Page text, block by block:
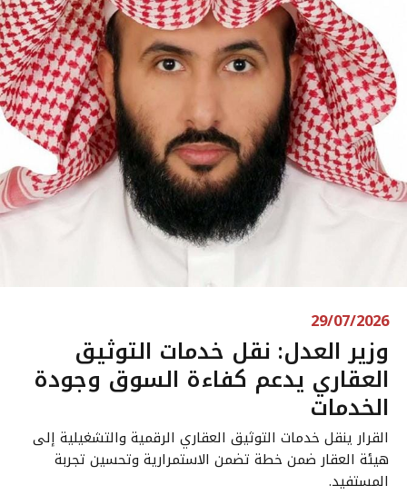
29/07/2026
وزير العدل: نقل خدمات التوثيق
العقاري يدعم كفاءة السوق وجودة
الخدمات
القرار ينقل خدمات التوثيق العقاري الرقمية والتشغيلية إلى
هيئة العقار ضمن خطة تضمن الاستمرارية وتحسين تجربة
المستفيد.